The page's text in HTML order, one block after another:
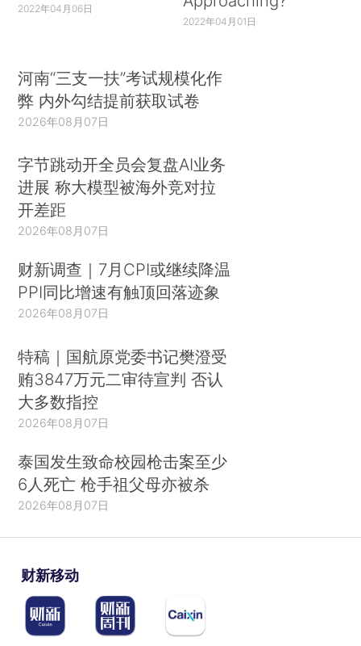
2022年04月06日
2022年04月01日
河南“三支一扶”考试规模化作
弊 内外勾结提前获取试卷
2026年08月07日
字节跳动开全员会复盘AI业务
进展 称大模型被海外竞对拉
开差距
2026年08月07日
财新调查｜7月CPI或继续降温
PPI同比增速有触顶回落迹象
2026年08月07日
特稿｜国航原党委书记樊澄受
贿3847万元二审待宣判 否认
大多数指控
2026年08月07日
泰国发生致命校园枪击案至少
6人死亡 枪手祖父母亦被杀
2026年08月07日
财新移动